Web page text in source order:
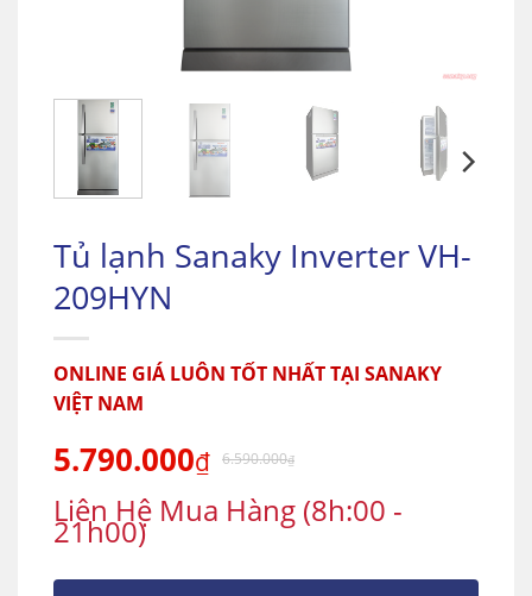
Tủ lạnh Sanaky Inverter VH-
209HYN
ONLINE GIÁ LUÔN TỐT NHẤT TẠI SANAKY
VIỆT NAM
5.790.000₫ 6.590.000₫
Liên Hệ Mua Hàng (8h:00 -
21h00)